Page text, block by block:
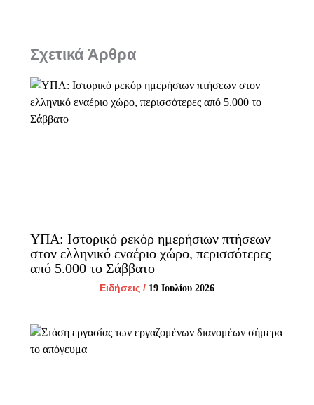
Σχετικά Άρθρα
ΥΠΑ: Ιστορικό ρεκόρ ημερήσιων πτήσεων
στον ελληνικό εναέριο χώρο, περισσότερες
από 5.000 το Σάββατο
Ειδήσεις / 19 Ιουλίου 2026